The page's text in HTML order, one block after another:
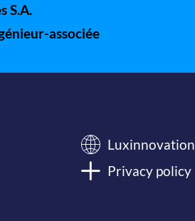
S.A.
associée
Luxinnovation
Privacy policy